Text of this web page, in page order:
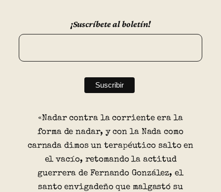
¡Suscríbete al boletín!
«Nadar contra la corriente era la
forma de nadar, y con la Nada como
carnada dimos un terapéutico salto en
el vacío, retomando la actitud
guerrera de Fernando González, el
santo envigadeño que malgastó su